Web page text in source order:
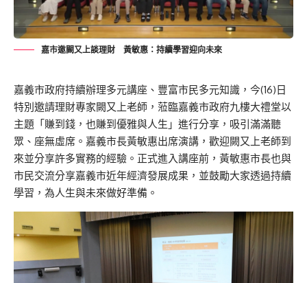
嘉市邀闕又上談理財 黃敏惠：持續學習迎向未來
嘉義市政府持續辦理多元講座、豐富市民多元知識，今(16)日
特別邀請理財專家闕又上老師，蒞臨嘉義市政府九樓大禮堂以
主題 「賺到錢，也賺到優雅與人生 」進行分享 ，吸引滿滿聽
眾、座無虛席。嘉義市長黃敏惠出席演講，歡迎闕又上老師到
來並分享許多實務的經驗。正式進入講座前，黃敏惠市長也與
市民交流分享嘉義市近年經濟發展成果，並鼓勵大家透過持續
學習，為人生與未來做好準備。